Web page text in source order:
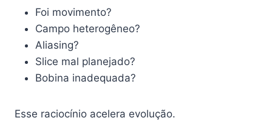
Foi movimento?
Campo heterogêneo?
Aliasing?
Slice mal planejado?
Bobina inadequada?
Esse raciocínio acelera evolução.